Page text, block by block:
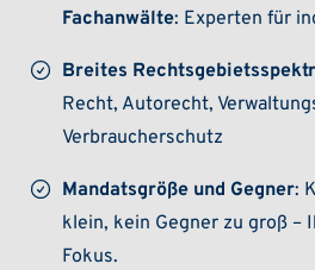
Fachanwälte: Experten für
Breites
Recht, Autorecht,
Verbraucherschutz
Mandatsgröße und Gegner:
klein, kein Gegner zu groß –
Fokus.